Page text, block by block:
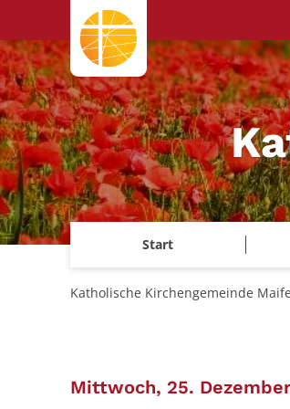
Zum Inhalt springen
Start
Katholische Kirchengemeinde
Mittwoch, 25.